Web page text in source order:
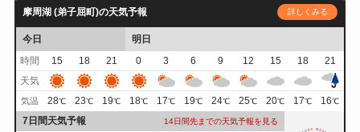
摩周湖 (弟子屈町)の天気予報 詳しくみる
今日
明日
時間
15 18 21 0 3 6 9 12 15 18
21
天気
気温 28℃ 23℃ 19℃ 18℃ 17℃ 19℃ 24℃ 25℃ 20℃ 17℃ 16℃
7日間天気予報 14日間先までの天気予報を見る